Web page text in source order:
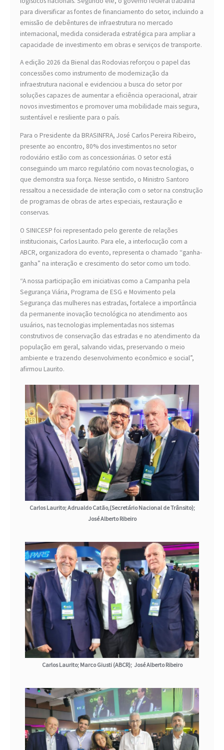
para diversificar as fontes de financiamento do setor, incluindo a
emissão de debêntures de infraestrutura no mercado
internacional, medida considerada estratégica para ampliar a
capacidade de investimento em obras e serviços de transporte.
A edição 2026 da Bienal das Rodovias reforçou o papel das
concessões como instrumento de modernização da
infraestrutura nacional e evidenciou a busca do setor por
soluções capazes de aumentar a eficiência operacional, atrair
novos investimentos e promover uma mobilidade mais segura,
sustentável e resiliente para o país.
Para o Presidente da BRASINFRA, José Carlos Pereira Ribeiro,
presente ao encontro, 80% dos investimentos no setor
rodoviário estão com as concessionárias. O setor está
conseguindo um marco regulatório com novas tecnologias, o
que demonstra sua força. Nesse sentido, o Ministro Santoro
ressaltou a necessidade de interação com o setor na construção
de programas de obras de artes especiais, restauração e
conservas.
O SINICESP foi representado pelo gerente de relações
institucionais, Carlos Laurito. Para ele, a interlocução com a
ABCR, organizadora do evento, representa o chamado “ganha-
ganha” na interação e crescimento do setor como um todo.
“A nossa participação em iniciativas como a Campanha pela
Segurança Viária, Programa de ESG e Movimento pela
Segurança das mulheres nas estradas, fortalece a importância
da permanente inovação tecnológica no atendimento aos
usuários, nas tecnologias implementadas nos sistemas
construtivos de conservação das estradas e no atendimento da
população em geral, salvando vidas, preservando o meio
ambiente e trazendo desenvolvimento econômico e social”,
afirmou Laurito.
Carlos Laurito; Adrualdo Catão,(Secretário Nacional de Trânsito);
José Alberto Ribeiro
Carlos Laurito; Marco Giusti (ABCR); José Alberto Ribeiro